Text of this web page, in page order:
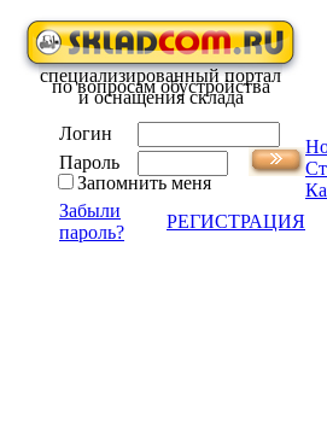
специализированный портал
по вопросам обустройства
и оснащения склада
Логин
Пароль
Запомнить меня
Забыли
пароль?
РЕГИСТРАЦИЯ